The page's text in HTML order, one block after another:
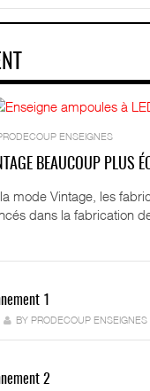
ENSEIGNES
BEAUCOUP PLUS
mode Vintage, les
dans la fabrication
1
BY PRODECOUP ENSEIGNES
2